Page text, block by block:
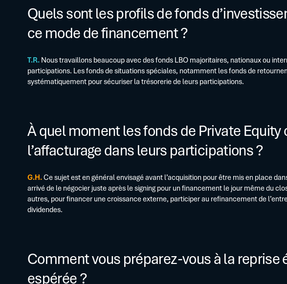
Quels sont les profils de fonds
ce mode de financement ?
T.R. Nous travaillons beaucoup avec des fonds LBO majoritaires, nationaux ou
participations. Les fonds de situations spéciales, notamment les fonds de
systématiquement pour sécuriser la trésorerie de leurs participations.
À quel moment les fonds de Private Equity
l’affacturage dans leurs participations ?
G.H.Ce sujet est en général envisagé avant l’acquisition pour être mis en place
arrivé de le négocier juste après le signing pour un financement le jour même du
autres, pour financer une croissance externe, participer au refinancement de
dividendes.
Comment vous préparez-vous à la
espérée ?